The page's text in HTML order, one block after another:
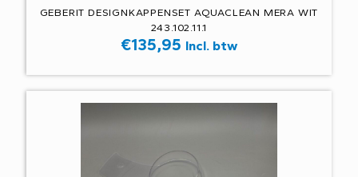
GEBERIT DESIGNKAPPENSET AQUACLEAN MERA WIT
243.102.11.1
€135,95 Incl. btw